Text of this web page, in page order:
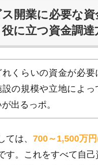
開業に必要な
に立つ資金調達
れくらいの資金が必要
設の規模や立地によっ
が出るっポ。
ては、 700～1,500万
す。これをすべて自己